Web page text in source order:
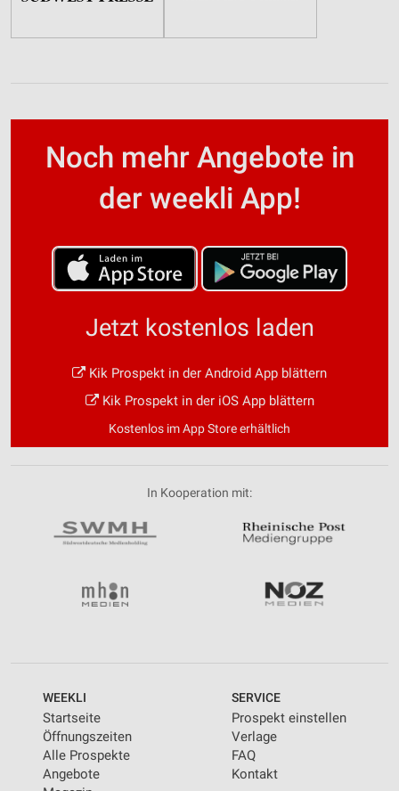
Noch mehr Angebote in
der weekli App!
Jetzt kostenlos laden
Kik Prospekt in der Android App blättern
Kik Prospekt in der iOS App blättern
Kostenlos im App Store erhältlich
In Kooperation mit:
WEEKLI
Startseite
Öffnungszeiten
Alle Prospekte
Angebote
SERVICE
Prospekt einstellen
Verlage
FAQ
Kontakt